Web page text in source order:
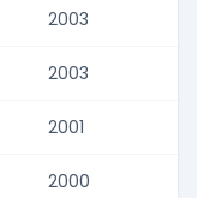
2003
2003
2001
2000